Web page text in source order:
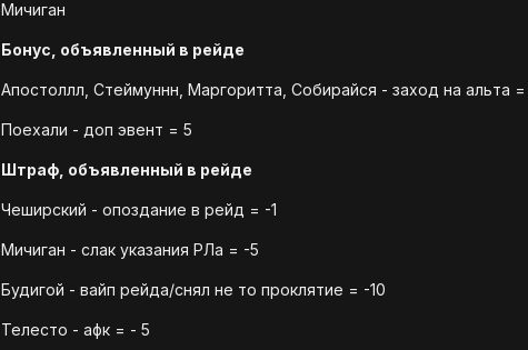
Мичиган
Бонус, объявленный в рейде
Апостоллл, Стеймуннн, Маргоритта, Собирайся - заход на альта =
Поехали - доп эвент = 5
Штраф, объявленный в рейде
Чеширский - опоздание в рейд = -1
Мичиган - слак указания РЛа = -5
Будигой - вайп рейда/снял не то проклятие = -10
Телесто - афк = - 5